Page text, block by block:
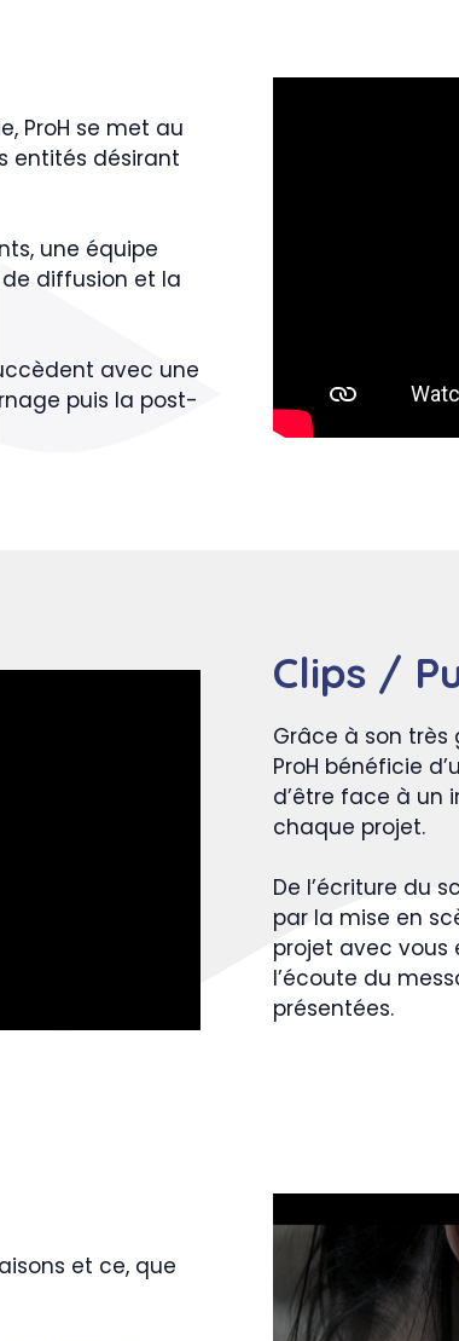
ProH se met au
entités désirant
une équipe
diffusion et la
avec une
puis la post-
Clips /
Grâce à son très
ProH bénéficie
d’être face à un
chaque projet.
De l’écriture du
par la mise en
projet avec vous
l’écoute du
présentées.
et ce, que